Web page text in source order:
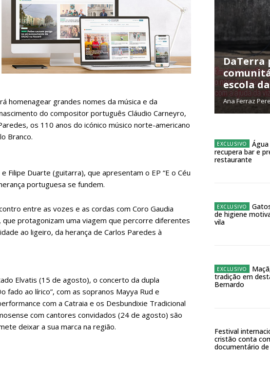
de Assinatura
do Região de Cister e ajude-nos a manter este serviço público!
terá acesso a todos os conteúdos exclusivos e versões digitais.
Escolha o plano de assinatura desejado:
para
DIGITAL ANUAL
16
Acesso aos conteúdos Exclusivos para
assinantes
Ofertas para assinatura anual
homenagear grandes nomes da música e da
do compositor português Cláudio Carneyro,
os 110 anos do icónico músico norte-americano
Branco.
Filipe Duarte (guitarra), que apresentam o EP “E o Céu
portuguesa se fundem.
entre as vozes e as cordas com Coro Gaudia
protagonizam uma viagem que percorre diferentes
ao ligeiro, da herança de Carlos Paredes à
Elvatis (15 de agosto), o concerto da dupla
fado ao lírico”, com as sopranos Mayya Rud e
com a Catraia e os Desbundixie Tradicional
com cantores convidados (24 de agosto) são
deixar a sua marca na região.
DaTerra
escola
Ana Ferraz
recupera bar e
restaurante
de higiene
vila
tradição em
Bernardo
Festival
cristão conta
documentário de